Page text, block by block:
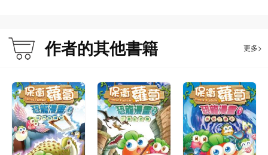
作者的其他書籍 更多>